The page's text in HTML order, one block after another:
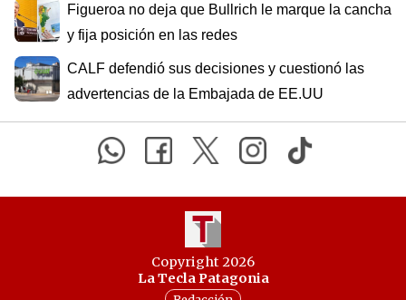
Figueroa no deja que Bullrich le marque la cancha
y fija posición en las redes
CALF defendió sus decisiones y cuestionó las
advertencias de la Embajada de EE.UU
Copyright 2026
La Tecla Patagonia